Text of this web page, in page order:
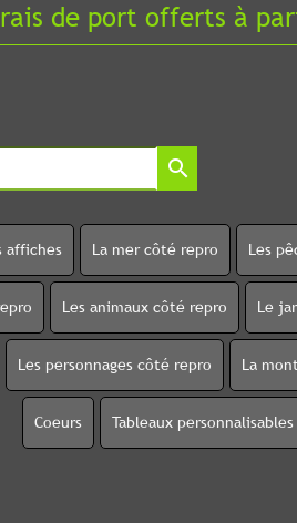
de port offerts à
search
affiches La mer côté repro Les
Les animaux côté repro Le
Les personnages côté repro La
Coeurs Tableaux personnalisables